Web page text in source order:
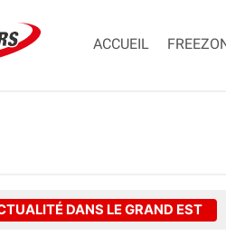
ACCUEIL
DANS LE GRAND EST